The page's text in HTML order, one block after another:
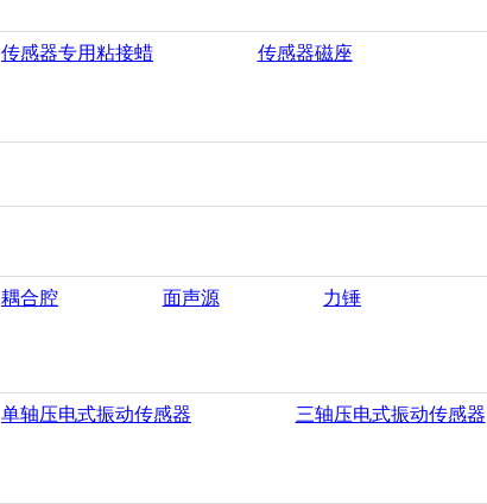
传感器专用粘接蜡 传感器磁座
耦合腔 面声源 力锤
单轴压电式振动传感器 三轴压电式振动传感器